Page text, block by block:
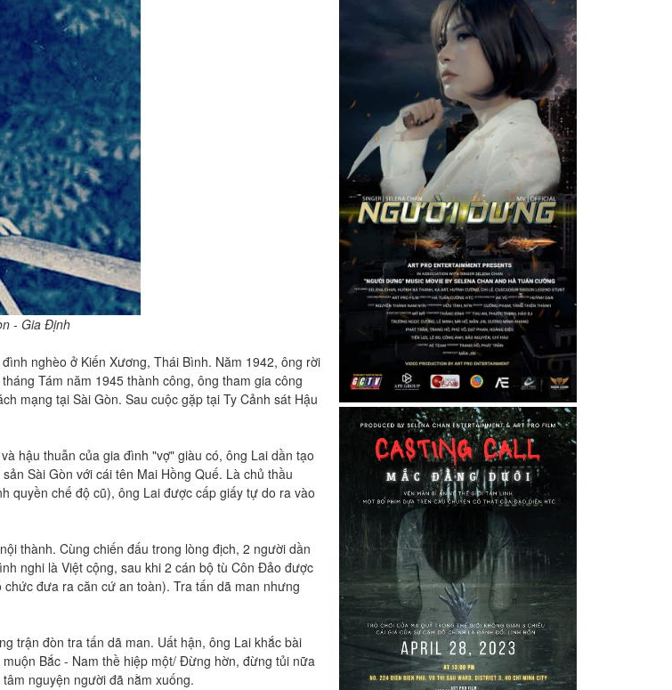
- Gia Định
nghèo ở Kiến Xương, Thái Bình. Năm 1942, ông rời
Tám năm 1945 thành công, ông tham gia công
mạng tại Sài Gòn. Sau cuộc gặp tại Ty Cảnh sát Hậu
hậu thuẫn của gia đình "vợ" giàu có, ông Lai dần tạo
Sài Gòn với cái tên Mai Hồng Quế. Là chủ thầu
quyền chế độ cũ), ông Lai được cấp giấy tự do ra vào
thành. Cùng chiến đấu trong lòng địch, 2 người dần
nghi là Việt cộng, sau khi 2 cán bộ tù Côn Đảo được
đưa ra căn cứ an toàn). Tra tấn dã man nhưng
trận đòn tra tấn dã man. Uất hận, ông Lai khắc bài
Bắc - Nam thề hiệp một/ Đừng hờn, đừng tủi nữa
nguyện người đã nằm xuống.